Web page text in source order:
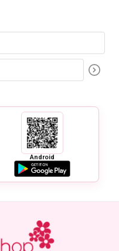
Android